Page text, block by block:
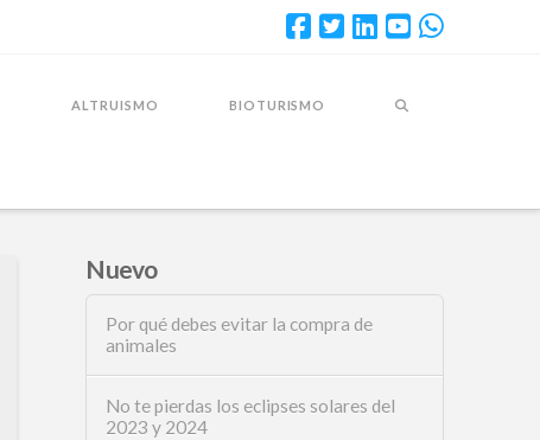
ALTRUISMO BIOTURISMO
Nuevo
Por qué debes evitar la compra de
animales
No te pierdas los eclipses solares del
2023 y 2024